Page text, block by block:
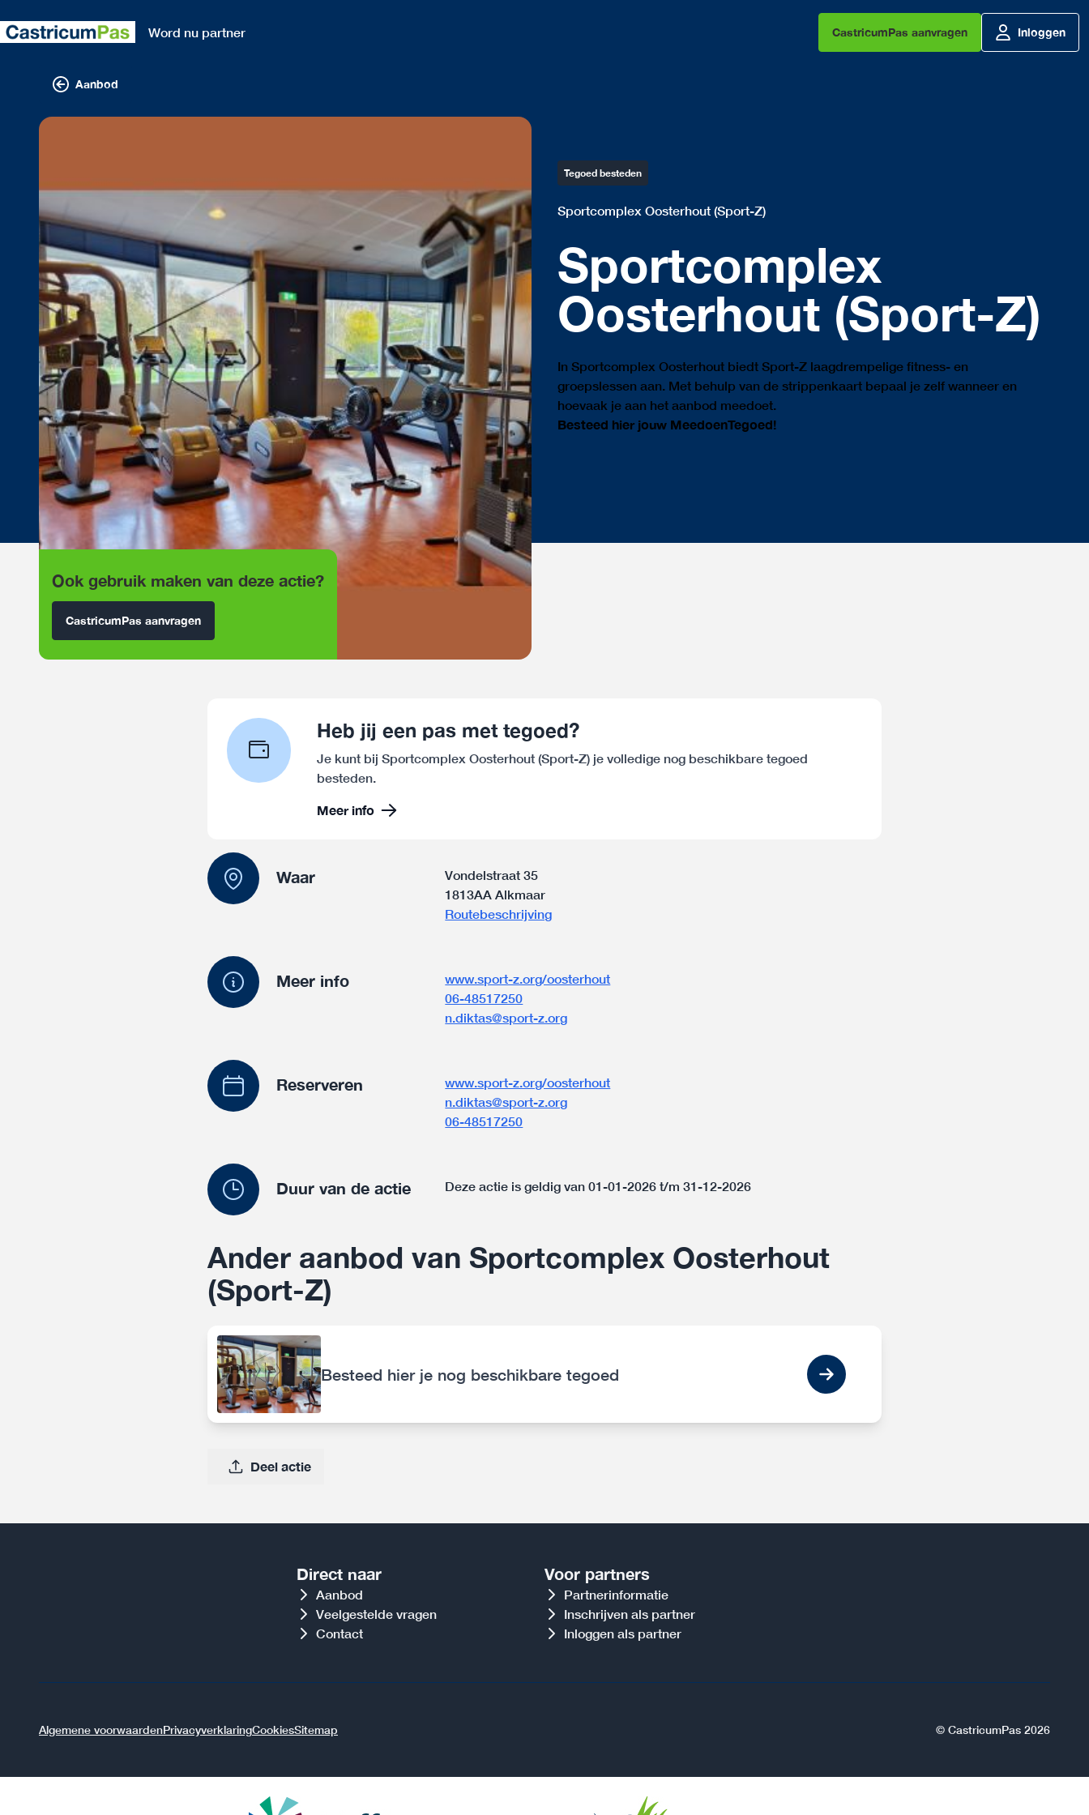
Word nu partner CastricumPas aanvragen Inloggen
Aanbod
Tegoed besteden
Sportcomplex Oosterhout (Sport-Z)
Sportcomplex
Oosterhout (Sport-Z)
In Sportcomplex Oosterhout biedt Sport-Z laagdrempelige fitness- en
groepslessen aan. Met behulp van de strippenkaart bepaal je zelf wanneer en
hoevaak je aan het aanbod meedoet.
Besteed hier jouw MeedoenTegoed!
Ook gebruik maken van deze actie?
CastricumPas aanvragen
Heb jij een pas met tegoed?
Je kunt bij Sportcomplex Oosterhout (Sport-Z) je volledige nog beschikbare tegoed
besteden.
Meer info
Waar
Vondelstraat 35
1813AA Alkmaar
Routebeschrijving
Meer info
www.sport-z.org/oosterhout
06-48517250
n.diktas@sport-z.org
Reserveren
www.sport-z.org/oosterhout
n.diktas@sport-z.org
06-48517250
Duur van de actie Deze actie is geldig van 01-01-2026 t/m 31-12-2026
Ander aanbod van Sportcomplex Oosterhout
(Sport-Z)
Besteed hier je nog beschikbare tegoed
Deel actie
Direct naar
Aanbod
Veelgestelde vragen
Contact
Voor partners
Partnerinformatie
Inschrijven als partner
Inloggen als partner
Algemene voorwaardenPrivacyverklaringCookiesSitemap © CastricumPas 2026